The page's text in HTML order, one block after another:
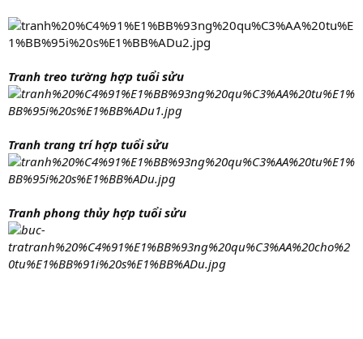
Tranh treo tường hợp tuổi sửu
Tranh trang trí hợp tuổi sửu
Tranh phong thủy hợp tuổi sửu